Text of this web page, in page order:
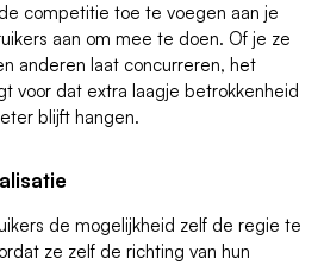
competitie toe te voegen aan je
aan om mee te doen. Of je ze
anderen laat concurreren, het
voor dat extra laagje betrokkenheid
blijft hangen.
de mogelijkheid zelf de regie te
ze zelf de richting van hun